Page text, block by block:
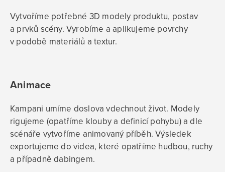
Vytvoříme potřebné 3D modely produktu, postav
a prvků scény. Vyrobíme a aplikujeme povrchy
v podobě materiálů a textur.
Animace
Kampani umíme doslova vdechnout život. Modely
rigujeme (opatříme klouby a definicí pohybu) a dle
scénáře vytvoříme animovaný příběh. Výsledek
exportujeme do videa, které opatříme hudbou, ruchy
a případně dabingem.